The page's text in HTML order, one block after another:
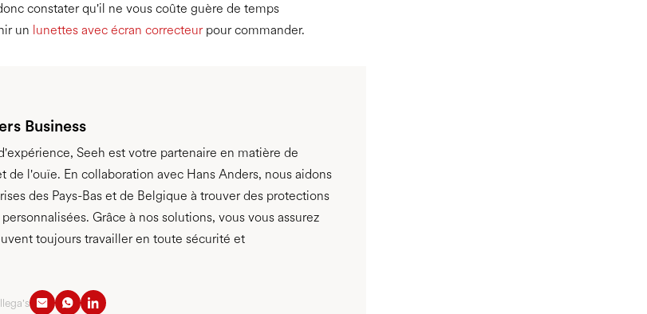
constater qu'il ne vous coûte guère de temps
un lunettes avec écran correcteurpour commander.
Business
Seeh est votre partenaire en matière de
de l'ouïe. En collaboration avec Hans Anders, nous aidons
des Pays-Bas et de Belgique à trouver des protections
Grâce à nos solutions, vous vous assurez
toujours travailler en toute sécurité et